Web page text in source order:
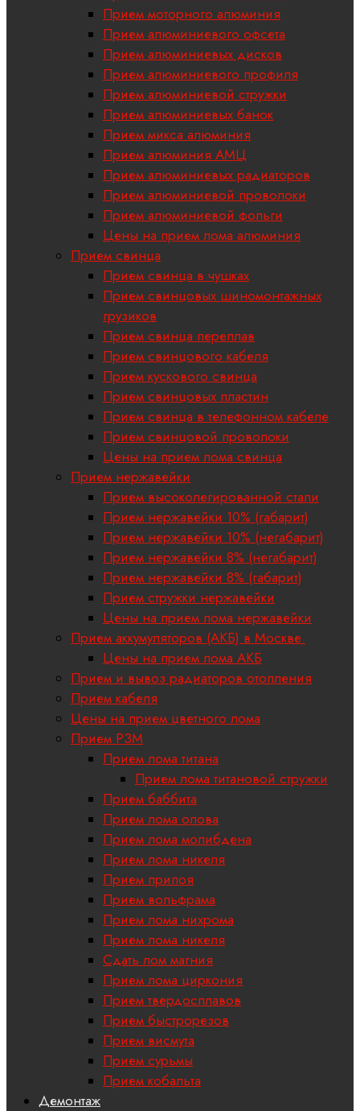
Прием моторного алюминия
Прием алюминиевого офсета
Прием алюминиевых дисков
Прием алюминиевого профиля
Прием алюминиевой стружки
Прием алюминиевых банок
Прием микса алюминия
Прием алюминия АМЦ
Прием алюминиевых радиаторов
Прием алюминиевой проволоки
Прием алюминиевой фольги
Цены на прием лома алюминия
Прием свинца
Прием свинца в чушках
Прием свинцовых шиномонтажных
грузиков
Прием свинца переплав
Прием свинцового кабеля
Прием кускового свинца
Прием свинцовых пластин
Прием свинца в телефонном кабеле
Прием свинцовой проволоки
Цены на прием лома свинца
Прием нержавейки
Прием высоколегированной стали
Прием нержавейки 10% (габарит)
Прием нержавейки 10% (негабарит)
Прием нержавейки 8% (негабарит)
Прием нержавейки 8% (габарит)
Прием стружки нержавейки
Цены на прием лома нержавейки
Прием аккумуляторов (АКБ) в Москве
Цены на прием лома АКБ
Прием и вывоз радиаторов отопления
Прием кабеля
Цены на прием цветного лома
Прием РЗМ
Прием лома титана
Прием лома титановой стружки
Прием баббита
Прием лома олова
Прием лома молибдена
Прием лома никеля
Прием припоя
Прием вольфрама
Прием лома нихрома
Прием лома никеля
Сдать лом магния
Прием лома циркония
Прием твердосплавов
Прием быстрорезов
Прием висмута
Прием сурьмы
Прием кобальта
Демонтаж